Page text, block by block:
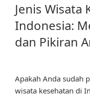
Jenis Wisata
Indonesia:
dan Pikiran
Apakah Anda sudah
wisata kesehatan di